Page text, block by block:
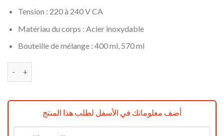
Tension : 220 à 240 V CA
Matériau du corps : Acier inoxydable
Bouteille de mélange : 400 ml, 570 ml
أضف معلوماتك في الأسفل لطلب هذا المنتج